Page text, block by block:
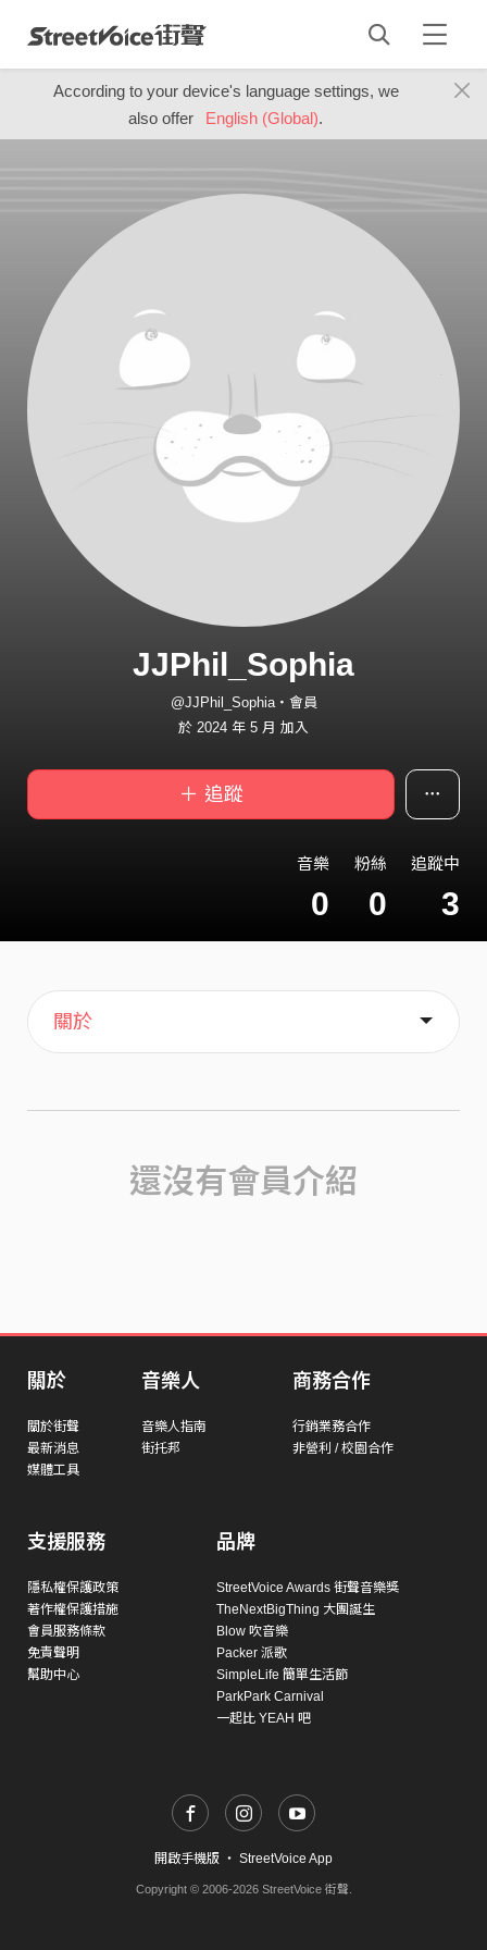
According to your device's language settings, we
also offer
English (Global).
JJPhil_Sophia
@JJPhil_Sophia・會員
於 2024 年 5 月 加入
＋ 追蹤
音樂
0
粉絲
0
追蹤中
3
主頁
喜歡
關於
還沒有會員介紹
關於
關於街聲
最新消息
媒體工具
音樂人
音樂人指南
街托邦
商務合作
行銷業務合作
非營利 / 校園合作
支援服務
隱私權保護政策
著作權保護措施
會員服務條款
免責聲明
幫助中心
品牌
StreetVoice Awards 街聲音樂獎
TheNextBigThing 大團誕生
Blow 吹音樂
Packer 派歌
SimpleLife 簡單生活節
ParkPark Carnival
一起比 YEAH 吧
開啟手機版 ・ StreetVoice App
Copyright © 2006-2026 StreetVoice 街聲.